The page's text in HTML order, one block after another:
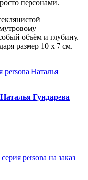
персонами.
объём и глубину.
размер 10 x 7 см.
Наталья Гундарева
persona на заказ